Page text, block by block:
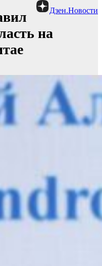
Дзен.Новости
на